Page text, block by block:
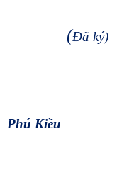
(Đã ký)
Phú Kiều